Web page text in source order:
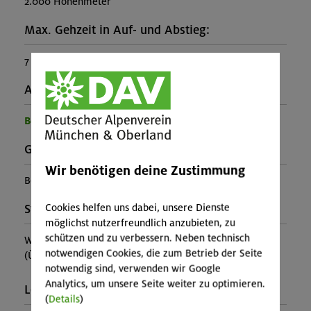
Max. Gehzeit in Auf- und Abstieg:
7 Stunden
Ausrüstung:
Benötigte Ausrüstung für diese Veranstaltung
Gebirgsgruppe:
Berchtesgadener Alpen
Stützpunkt:
Watzmannhaus
(Ü im MBZ ca. 25€, Lager ca. 15€, Essen n. Karte)
Leiter*in:
Wir benötigen deine Zustimmung
Cookies helfen uns dabei, unsere Dienste
möglichst nutzerfreundlich anzubieten, zu
schützen und zu verbessern. Neben technisch
notwendigen Cookies, die zum Betrieb der Seite
notwendig sind, verwenden wir Google
Analytics, um unsere Seite weiter zu optimieren.
(Details)